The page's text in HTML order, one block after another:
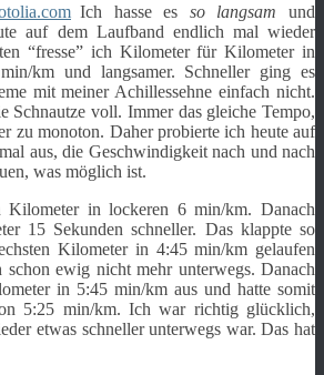
Ich hasse es so langsam und
auf dem Laufband endlich mal wieder
“fresse” ich Kilometer für Kilometer in
km und langsamer. Schneller ging es
mit meiner Achillessehne einfach nicht.
Schnautze voll. Immer das gleiche Tempo,
zu monoton. Daher probierte ich heute auf
aus, die Geschwindigkeit nach und nach
was möglich ist.
Kilometer in lockeren 6 min/km. Danach
15 Sekunden schneller. Das klappte so
Kilometer in 4:45 min/km gelaufen
ewig nicht mehr unterwegs. Danach
in 5:45 min/km aus und hatte somit
5:25 min/km. Ich war richtig glücklich,
etwas schneller unterwegs war. Das hat